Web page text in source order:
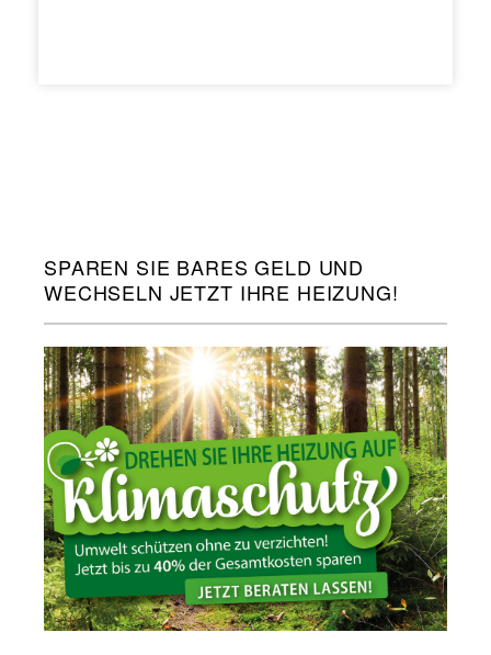
SPAREN SIE BARES GELD UND
WECHSELN JETZT IHRE HEIZUNG!